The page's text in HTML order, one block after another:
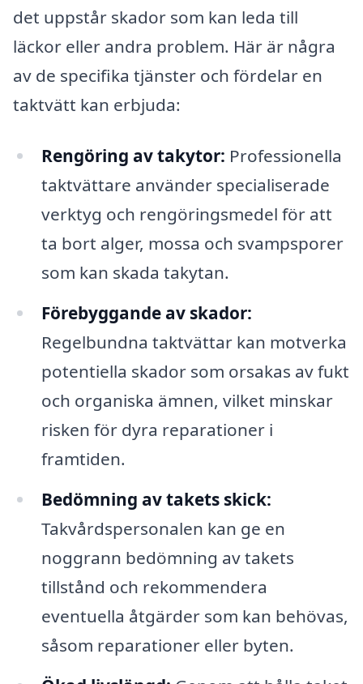
det uppstår skador som kan leda till
läckor eller andra problem. Här är några
av de specifika tjänster och fördelar en
taktvätt kan erbjuda:
Rengöring av takytor: Professionella
taktvättare använder specialiserade
verktyg och rengöringsmedel för att
ta bort alger, mossa och svampsporer
som kan skada takytan.
Förebyggande av skador:
Regelbundna taktvättar kan motverka
potentiella skador som orsakas av fukt
och organiska ämnen, vilket minskar
risken för dyra reparationer i
framtiden.
Bedömning av takets skick:
Takvårdspersonalen kan ge en
noggrann bedömning av takets
tillstånd och rekommendera
eventuella åtgärder som kan behövas,
såsom reparationer eller byten.